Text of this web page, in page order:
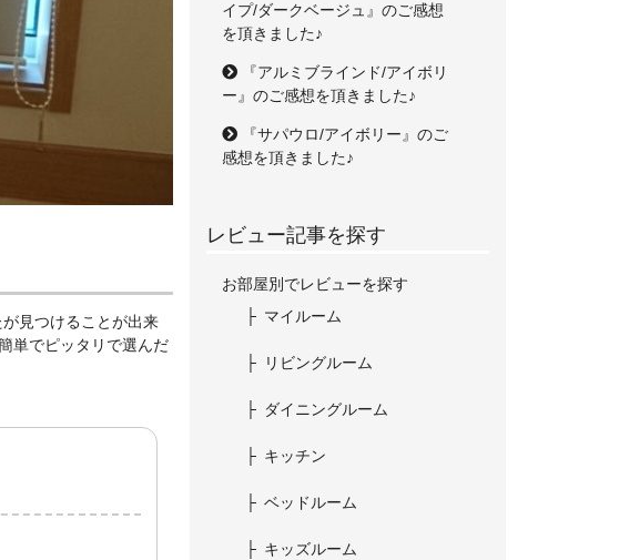
見つけることが出来
単でピッタリで選んだ
イプ/ダークベージュ』のご感想
を頂きました♪
『アルミブラインド/アイボリ
ー』のご感想を頂きました♪
『サパウロ/アイボリー』のご
感想を頂きました♪
レビュー記事を探す
お部屋別でレビューを探す
マイルーム
リビングルーム
ダイニングルーム
キッチン
ベッドルーム
キッズルーム